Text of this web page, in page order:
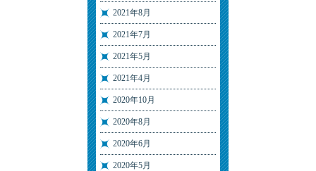
2021年8月
2021年7月
2021年5月
2021年4月
2020年10月
2020年8月
2020年6月
2020年5月